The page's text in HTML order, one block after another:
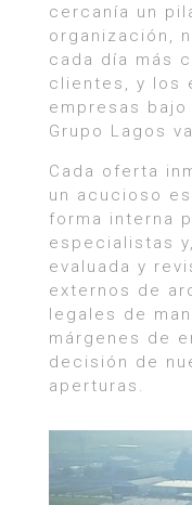
cercanía un
organización,
cada día más
clientes, y los
empresas
Grupo Lagos
Cada oferta
un acucioso
forma interna
especialistas
evaluada y
externos de
legales de
márgenes de
decisión de
aperturas.